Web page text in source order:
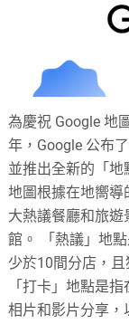
為慶祝 Google 地
年，Google 公布
並推出全新的「地
地圖根據在地嚮
大熱議餐廳和旅
館。 「熱議」地
少於10間分店，
「打卡」地點是
相片和影片分享，